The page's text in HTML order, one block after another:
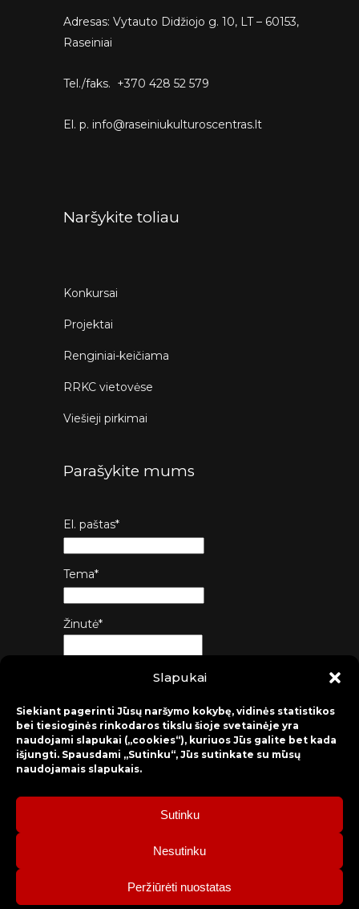
Slapukai
Siekiant pagerinti Jūsų naršymo kokybę, vidinės statistikos
bei tiesioginės rinkodaros tikslu šioje svetainėje yra
naudojami slapukai („cookies“), kuriuos Jūs galite bet kada
išjungti. Spausdami „Sutinku“, Jūs sutinkate su mūsų
naudojamais slapukais.
Sutinku
Nesutinku
Peržiūrėti nuostatas
Adresas: Vytauto Didžiojo g. 10, LT – 60153,
Raseiniai
Tel./faks. +370 428 52 579
El. p. info@raseiniukulturoscentras.lt
Naršykite toliau
Konkursai
Projektai
Renginiai-keičiama
RRKC vietovėse
Viešieji pirkimai
Parašykite mums
El. paštas*
Tema*
Žinutė*
2026 © Raseinių rajono kultūros centras
+370 428 52 579.